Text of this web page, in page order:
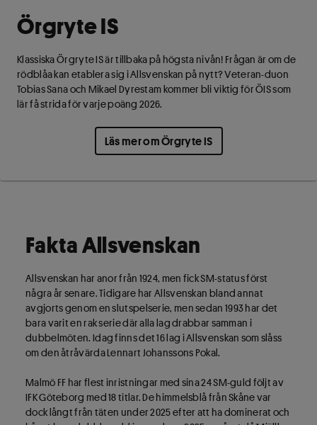
Örgryte IS
Klassiska Örgryte IS är tillbaka på högsta nivån! Frågan är om de
rödblåa kan etablera sig i Allsvenskan på nytt? Veteran-duon
Tobias Sana och Mikael Dyrestam kommer bli viktig för ÖIS som
lär få strida för varje poäng 2026.
Läs mer om Örgryte IS
Fakta Allsvenskan
Allsvenskan har anor från 1924, men fick SM-status först
några år senare. Tidigare har Allsvenskan bland annat
avgjorts genom en slutspelserie, men sedan 1993 har det
bara varit en rak serie där alla lag drabbar samman i
dubbelmöten. Idag finns det 16 lag i Allsvenskan som slåss
om den åtråvärda Lennart Johanssons Pokal.
Malmö FF har flest inristningar med sina 24 SM-guld följt av
IFK Göteborg med 18 titlar. De himmelsblå från Skåne var
dock långt från täten under 2025 efter att ha dominerat och